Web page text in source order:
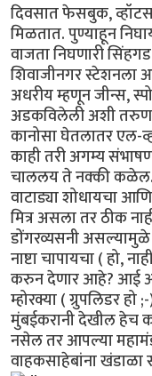
दिवसात फेसबुक,
मिळतात. पुण्याहून
वाजता निघणारी
शिवाजीनगर स्टेशनला
अधरीय म्हणून जीन्स,
अडकविलेली अशी
कानोसा घेतलातर एल-
काही तरी अगम्य
चाललय ते नक्की कळेल.
वाटाड्या शोधायचा
मित्र असला तर ठीक
डोंगरव्यसनी असल्यामुळे
नाष्टा चापायचा ( हो,
करुन देणार आहे? आई
म्होरक्या ( ग्रुपलिडर
मुंबईकरानी देखील हेच
नसेल तर आपल्या
वाहकसाहेबांना